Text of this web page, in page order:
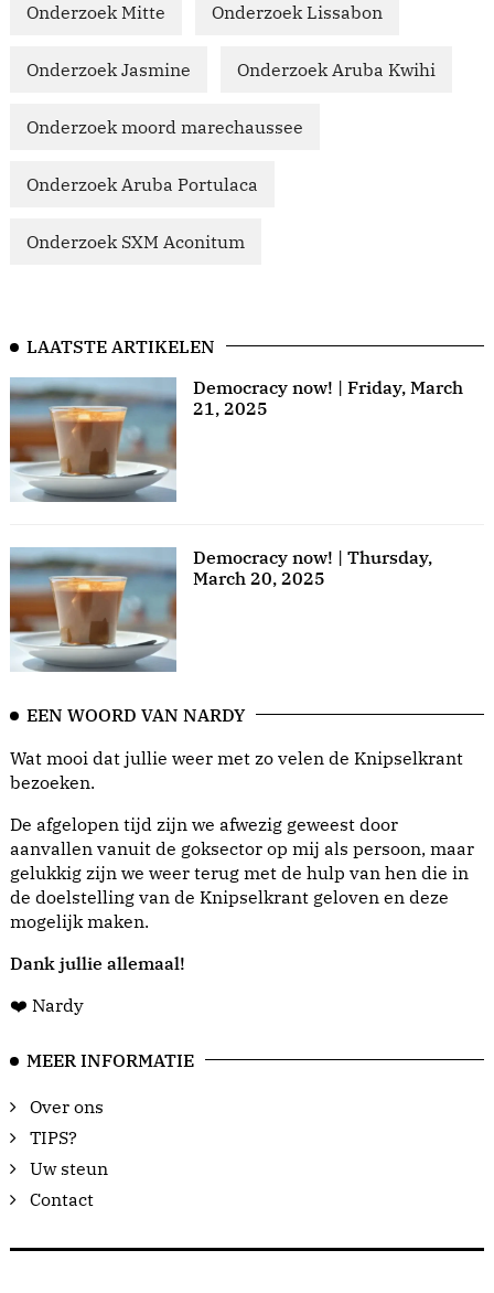
Onderzoek Mitte Onderzoek Lissabon
Onderzoek Jasmine Onderzoek Aruba Kwihi
Onderzoek moord marechaussee
Onderzoek Aruba Portulaca
Onderzoek SXM Aconitum
LAATSTE ARTIKELEN
Democracy now! | Friday, March
21, 2025
Democracy now! | Thursday,
March 20, 2025
EEN WOORD VAN NARDY
Wat mooi dat jullie weer met zo velen de Knipselkrant
bezoeken.
De afgelopen tijd zijn we afwezig geweest door
aanvallen vanuit de goksector op mij als persoon, maar
gelukkig zijn we weer terug met de hulp van hen die in
de doelstelling van de Knipselkrant geloven en deze
mogelijk maken.
Dank jullie allemaal!
❤️ Nardy
MEER INFORMATIE
Over ons
TIPS?
Uw steun
Contact